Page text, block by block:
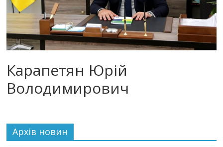
Карапетян Юрій
Володимирович
Архiв новин